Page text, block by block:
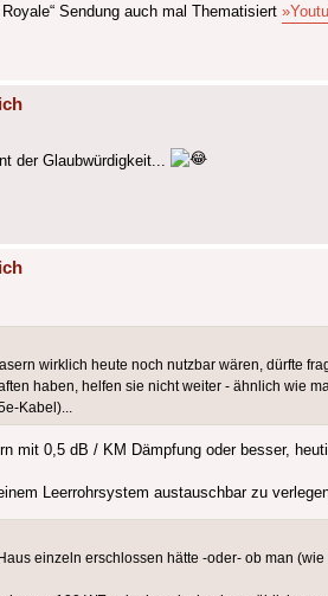
Sendung auch mal Thematisiert
der Glaubwürdigkeit...
wirklich heute noch nutzbar wären, dürfte
haben, helfen sie nicht weiter - ähnlich wie
Kabel)...
mit 0,5 dB / KM Dämpfung oder besser,
Leerrohrsystem austauschbar zu
einzeln erschlossen hätte -oder- ob man